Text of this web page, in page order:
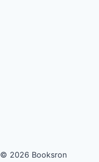
© 2026 Booksron